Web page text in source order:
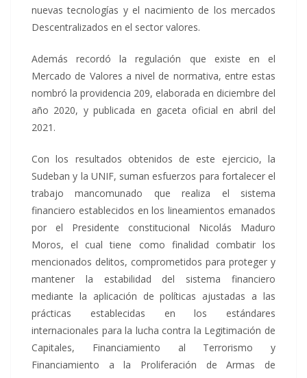
nuevas tecnologías y el nacimiento de los mercados
Descentralizados en el sector valores.
Además recordó la regulación que existe en el
Mercado de Valores a nivel de normativa, entre estas
nombró la providencia 209, elaborada en diciembre del
año 2020, y publicada en gaceta oficial en abril del
2021.
Con los resultados obtenidos de este ejercicio, la
Sudeban y la UNIF, suman esfuerzos para fortalecer el
trabajo mancomunado que realiza el sistema
financiero establecidos en los lineamientos emanados
por el Presidente constitucional Nicolás Maduro
Moros, el cual tiene como finalidad combatir los
mencionados delitos, comprometidos para proteger y
mantener la estabilidad del sistema financiero
mediante la aplicación de políticas ajustadas a las
prácticas establecidas en los estándares
internacionales para la lucha contra la Legitimación de
Capitales, Financiamiento al Terrorismo y
Financiamiento a la Proliferación de Armas de